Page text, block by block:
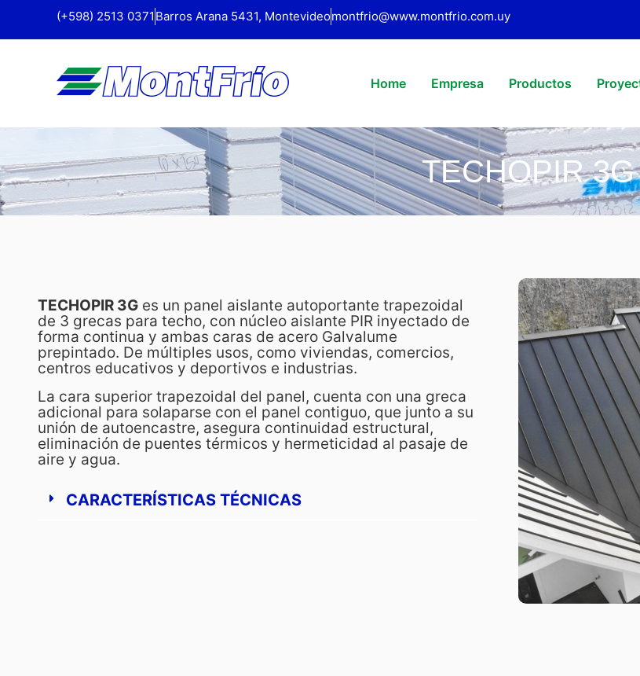
(+598) 2513 0371 Barros Arana 5431, Montevideomontfrio@www.montfrio.com.uy
Home Empresa Productos
TECHOPIR 3G
TECHOPIR 3G es un panel aislante autoportante trapezoidal
de 3 grecas para techo, con núcleo aislante PIR inyectado de
forma continua y ambas caras de acero Galvalume
prepintado. De múltiples usos, como viviendas, comercios,
centros educativos y deportivos e industrias.
La cara superior trapezoidal del panel, cuenta con una greca
adicional para solaparse con el panel contiguo, que junto a su
unión de autoencastre, asegura continuidad estructural,
eliminación de puentes térmicos y hermeticidad al pasaje de
aire y agua.
CARACTERÍSTICAS TÉCNICAS